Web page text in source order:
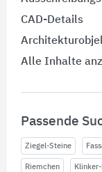
CAD-Details
Alle Inhalte
Passende
Ziegel-Steine
Riemchen